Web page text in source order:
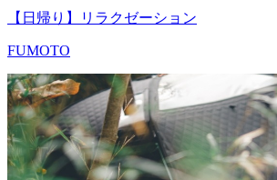
【日帰り】リラクゼーション
FUMOTO